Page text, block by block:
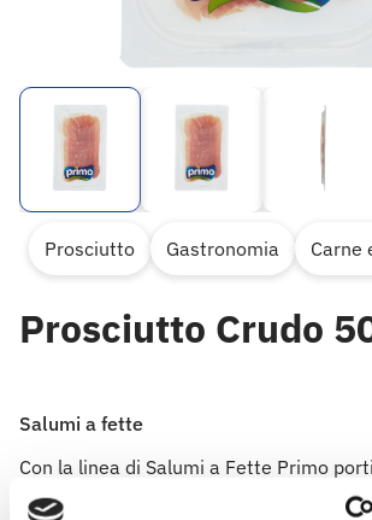
Prosciutto Gastronomia Carne
Prosciutto Crudo
Salumi a fette
Con la linea di Salumi a Fette Primo
freschezza, gusto e convenienza.